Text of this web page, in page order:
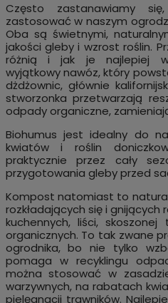
Często zastanawiamy
zastosować w naszym
Oba są świetnymi,
jakości gleby i wzrost roślin.
różnią i jak je najlepiej
wyjątkowy nawóz, który
dżdżownic, głównie
stworzonka przetwarzają
odpady organiczne,
Biohumus jest idealny do
kwiatów i roślin
praktycznie przez cały
przygotowania gleby przed
Kompost natomiast to
rozkładających się i
kuchennych, liści,
organicznych. To tak zwane
ogrodnika, bo nie tylko
pomaga w recyklingu
można stosować w
warzywnych, na rabatach
pielęgnacji trawników.